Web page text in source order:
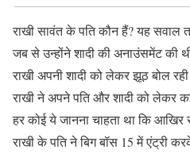
राखी सावंत के पति कौन हैं? यह
जब से उन्होंने शादी की अनाउंसमेंट की
राखी अपनी शादी को लेकर झूठ बोल
राखी ने अपने पति और शादी को लेकर
हर कोई ये जानना चाहता था कि
राखी के पति ने बिग बॉस 15 में एंट्री